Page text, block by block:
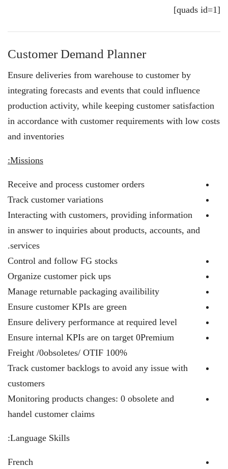
[quads id=1]
Customer Demand Planner
Ensure deliveries from warehouse to customer by
integrating forecasts and events that could influence
production activity, while keeping customer satisfaction
in accordance with customer requirements with low costs
and inventories
Missions:
Receive and process customer orders
Track customer variations
Interacting with customers, providing information
in answer to inquiries about products, accounts, and
services.
Control and follow FG stocks
Organize customer pick ups
Manage returnable packaging availibility
Ensure customer KPIs are green
Ensure delivery performance at required level
Ensure internal KPIs are on target 0Premium
Freight /0obsoletes/ OTIF 100%
Track customer backlogs to avoid any issue with
customers
Monitoring products changes: 0 obsolete and
handel customer claims
Language Skills:
French